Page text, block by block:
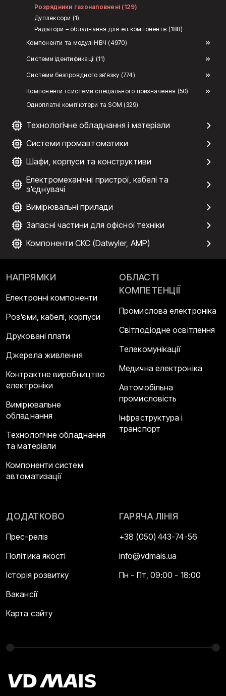
Розрядники газонаповнені (129)
Дуплексори (1)
Радіатори – обладнання для ел.компонентів (188)
Компоненти та модулі НВЧ (4970)
Системи ідентификації (11)
Системи безпровідного зв'язку (774)
Компоненти і системи спеціального призначення (50)
Одноплатні комп'ютери та SOM (329)
Технологічне обладнання і матеріали
Системи промавтоматики
Шафи, корпуси та конструктиви
Електромеханічні пристрої, кабелі та
з'єднувачі
Вимірювальні прилади
Запасні частини для офісної техніки
Компоненти СКС (Datwyler, AMP)
НАПРЯМКИ
Електронні компоненти
Роз'єми, кабелі, корпуси
Друковані плати
Джерела живлення
Контрактне виробництво
електроніки
Вимірювальне
обладнання
Технологічне обладнання
та матеріали
Компоненти систем
автоматизації
ОБЛАСТІ
КОМПЕТЕНЦІЇ
Промислова електроніка
Світлодіодне освітлення
Телекомунікації
Медична електроніка
Автомобільна
промисловість
Інфраструктура і
транспорт
ДОДАТКОВО
Прес-реліз
Політика якості
Історія розвитку
Вакансії
Карта сайту
ГАРЯЧА ЛІНІЯ
+38 (050) 443-74-56
info@vdmais.ua
Пн - Пт, 09:00 - 18:00